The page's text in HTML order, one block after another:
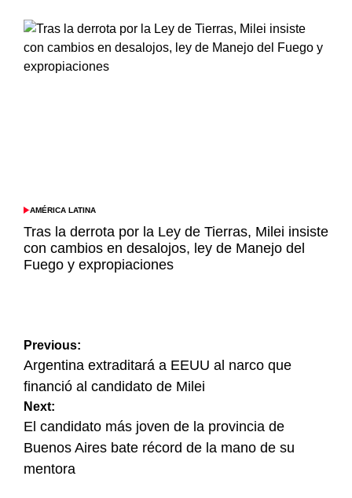
POSTED
IN
AMÉRICA LATINA
Tras la derrota por la Ley de Tierras, Milei insiste
con cambios en desalojos, ley de Manejo del
Fuego y expropiaciones
Navegación
de
entradas
Previous:
Argentina extraditará a EEUU al narco que
financió al candidato de Milei
Next:
El candidato más joven de la provincia de
Buenos Aires bate récord de la mano de su
mentora